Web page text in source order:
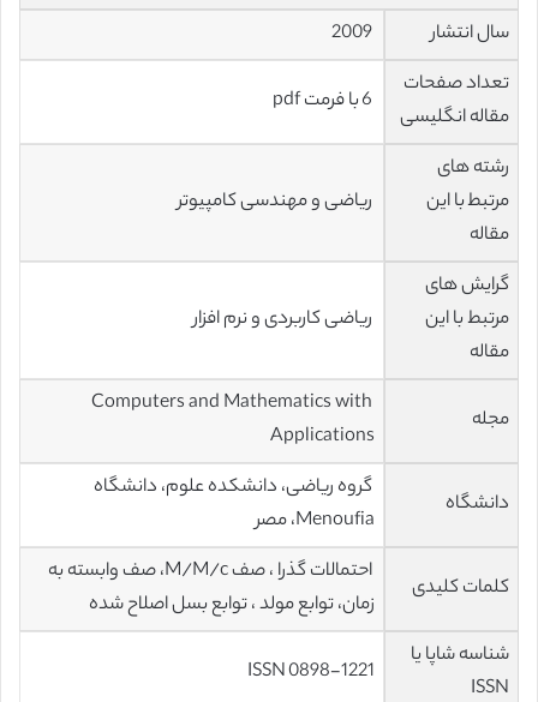
سال انتشار
تعداد صفحات
مقاله انگلیسی
رشته های
مرتبط با این
مقاله
ریاضی و مهندسی کامپیوتر
گرایش های
مرتبط با این
مقاله
ریاضی کاربردی و نرم افزار
مجله
Computers and Mathematics with
Applications
دانشگاه
گروه ریاضی، دانشکده علوم، دانشگاه
Menoufia، مصر
کلمات کلیدی
احتمالات گذرا ، صف M/M/c، صف وابسته به
زمان، توابع مولد ، توابع بسل اصلاح شده
شناسه شاپا یا
ISSN
ISSN 0898-1221